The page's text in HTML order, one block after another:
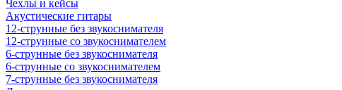
Чехлы и кейсы
Акустические гитары
12-струнные без звукоснимателя
12-струнные со звукоснимателем
6-струнные без звукоснимателя
6-струнные со звукоснимателем
7-струнные без звукоснимателя